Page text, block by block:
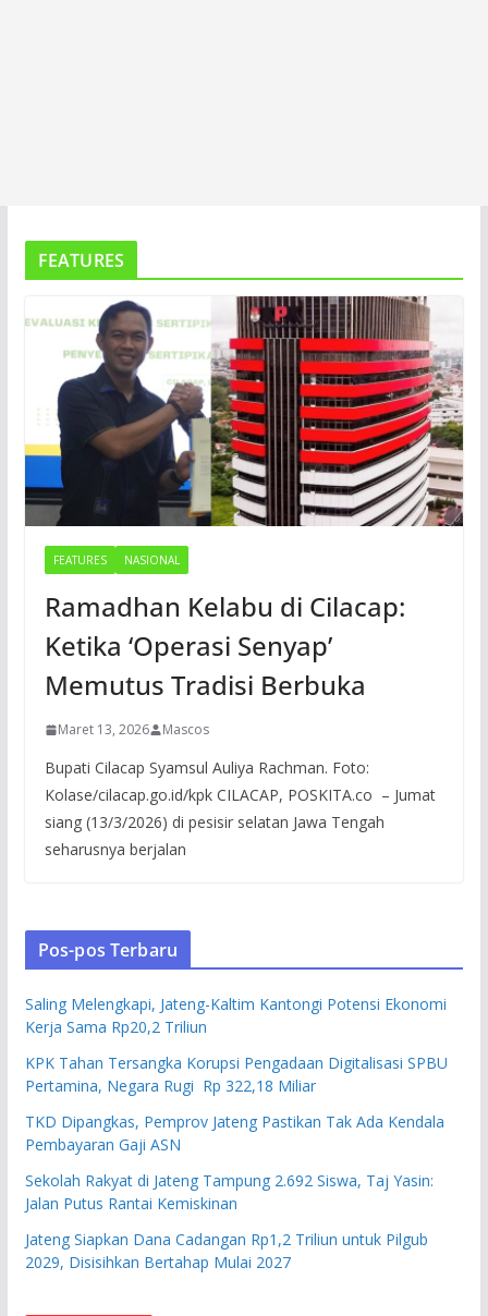
FEATURES
FEATURES NASIONAL
Ramadhan Kelabu di Cilacap:
Ketika ‘Operasi Senyap’
Memutus Tradisi Berbuka
Maret 13, 2026 Mascos
Bupati Cilacap Syamsul Auliya Rachman. Foto:
Kolase/cilacap.go.id/kpk CILACAP, POSKITA.co – Jumat
siang (13/3/2026) di pesisir selatan Jawa Tengah
seharusnya berjalan
Pos-pos Terbaru
Saling Melengkapi, Jateng-Kaltim Kantongi Potensi Ekonomi
Kerja Sama Rp20,2 Triliun
KPK Tahan Tersangka Korupsi Pengadaan Digitalisasi SPBU
Pertamina, Negara Rugi Rp 322,18 Miliar
TKD Dipangkas, Pemprov Jateng Pastikan Tak Ada Kendala
Pembayaran Gaji ASN
Sekolah Rakyat di Jateng Tampung 2.692 Siswa, Taj Yasin:
Jalan Putus Rantai Kemiskinan
Jateng Siapkan Dana Cadangan Rp1,2 Triliun untuk Pilgub
2029, Disisihkan Bertahap Mulai 2027